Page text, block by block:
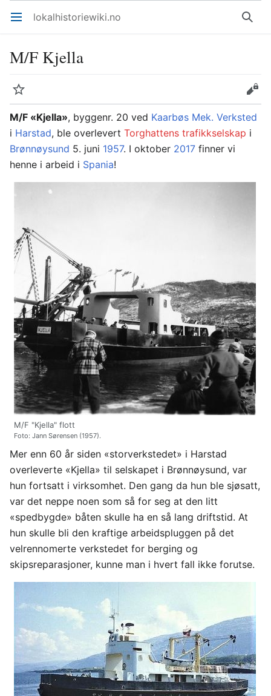
Åpne hovedmenyen lokalhistoriewiki.no Søk
M/F Kjella
Overvåk
Rediger
M/F «Kjella», byggenr. 20 ved Kaarbøs Mek. Verksted
i Harstad, ble overlevert Torghattens trafikkselskap i
Brønnøysund 5. juni 1957. I oktober 2017 finner vi
henne i arbeid i Spania!
M/F "Kjella" flott
Foto: Jann Sørensen (1957).
Mer enn 60 år siden «storverkstedet» i Harstad
overleverte «Kjella» til selskapet i Brønnøysund, var
hun fortsatt i virksomhet. Den gang da hun ble sjøsatt,
var det neppe noen som så for seg at den litt
«spedbygde» båten skulle ha en så lang driftstid. At
hun skulle bli den kraftige arbeidspluggen på det
velrennomerte verkstedet for berging og
skipsreparasjoner, kunne man i hvert fall ikke forutse.